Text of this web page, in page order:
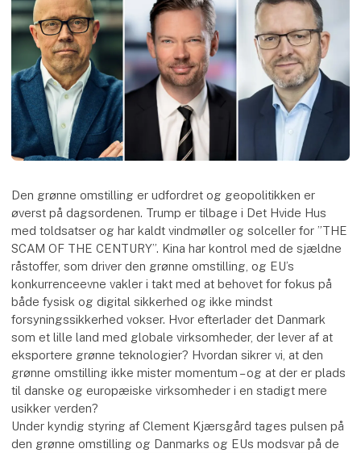
Den grønne omstilling er udfordret og geopolitikken er
øverst på dagsordenen. Trump er tilbage i Det Hvide Hus
med toldsatser og har kaldt vindmøller og solceller for ”THE
SCAM OF THE CENTURY”. Kina har kontrol med de sjældne
råstoffer, som driver den grønne omstilling, og EU’s
konkurrenceevne vakler i takt med at behovet for fokus på
både fysisk og digital sikkerhed og ikke mindst
forsyningssikkerhed vokser. Hvor efterlader det Danmark
som et lille land med globale virksomheder, der lever af at
eksportere grønne teknologier? Hvordan sikrer vi, at den
grønne omstilling ikke mister momentum – og at der er plads
til danske og europæiske virksomheder i en stadigt mere
usikker verden?
Under kyndig styring af Clement Kjærsgård tages pulsen på
den grønne omstilling og Danmarks og EUs modsvar på de